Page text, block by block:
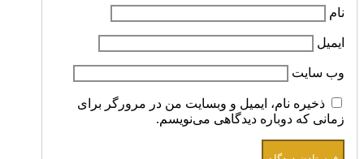
نام
ایمیل
وب‌ سایت
ذخیره نام، ایمیل و وبسایت من در مرورگر برای
زمانی که دوباره دیدگاهی می‌نویسم.